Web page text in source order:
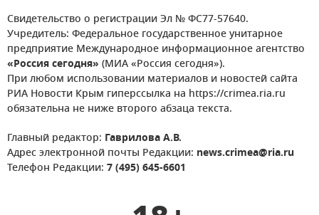
Свидетельство о регистрации Эл № ФС77-57640.
Учредитель: Федеральное государственное унитарное
предприятие Международное информационное агентство
«Россия сегодня» (МИА «Россия сегодня»).
При любом использовании материалов и новостей сайта
РИА Новости Крым гиперссылка на https://crimea.ria.ru
обязательна не ниже второго абзаца текста.
Главный редактор: Гаврилова А.В.
Адрес электронной почты Редакции: news.crimea@ria.ru
Телефон Редакции: 7 (495) 645-6601